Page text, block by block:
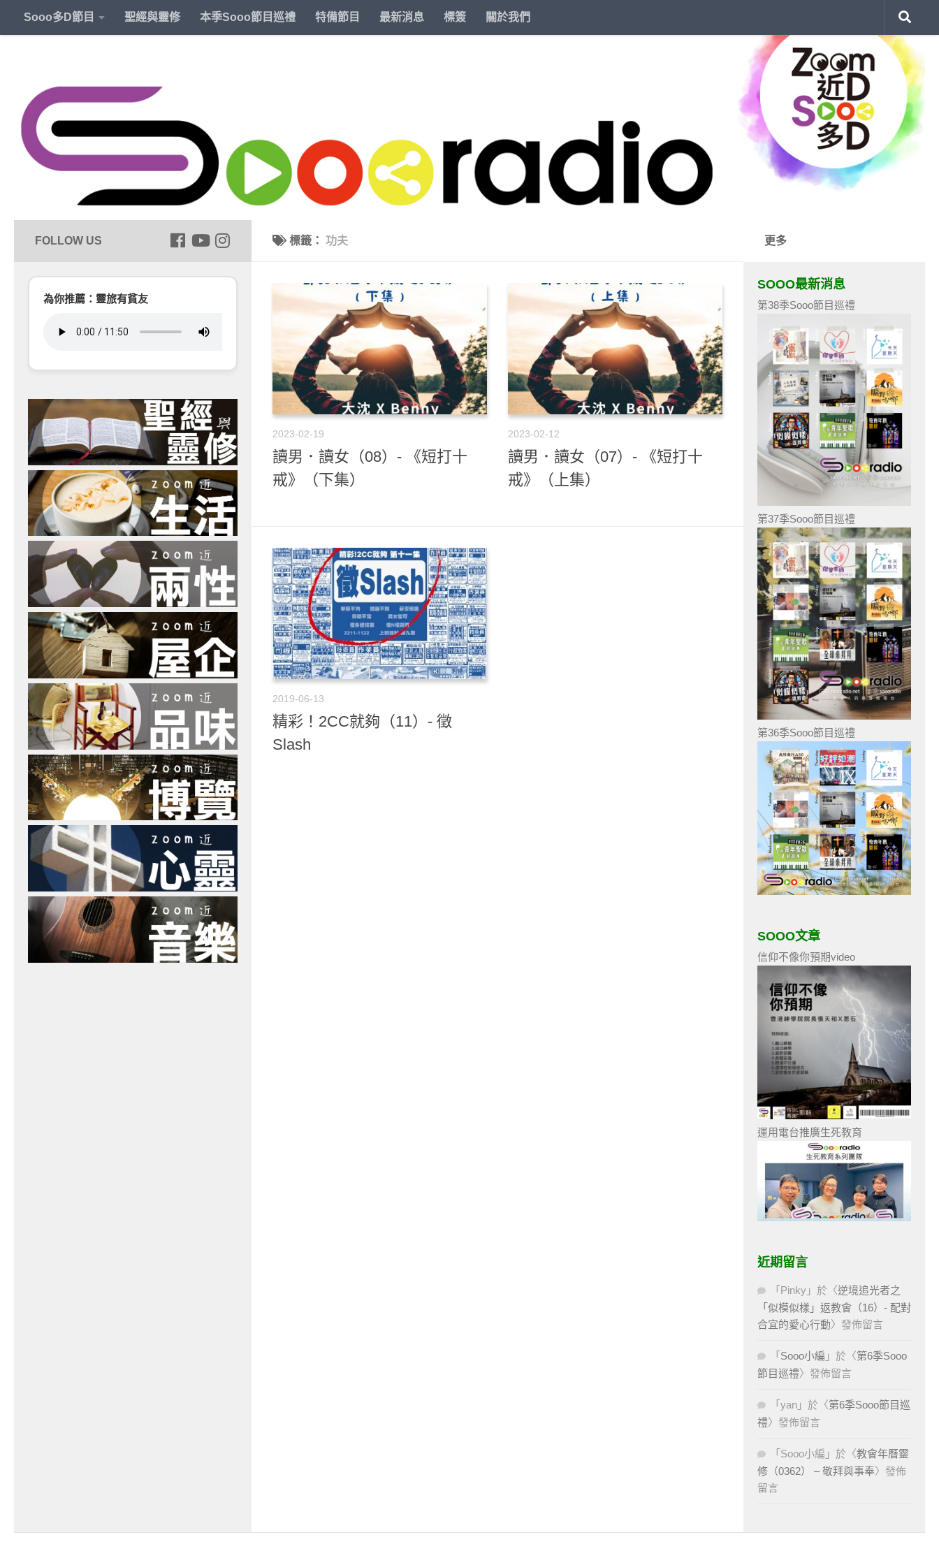
Sooo多D節目 聖經與靈修 本季Sooo節目巡禮 特備節目 最新消息 標簽 關於我們
標籤： 功夫
2023-02-19
讀男．讀女（08）- 《短打十
戒》（下集）
2023-02-12
讀男．讀女（07）- 《短打十
戒》（上集）
2019-06-13
精彩！2CC就夠（11）- 徵
Slash
為你推薦：靈旅有貧友
更多
SOOO最新消息
第38季Sooo節目巡禮
第37季Sooo節目巡禮
第36季Sooo節目巡禮
SOOO文章
信仰不像你預期video
運用電台推廣生死教育
近期留言
「 Pinky 」於〈逆境追光者之
「似模似樣」返教會（16）- 配對
合宜的愛心行動〉發佈留言
「 Sooo小編 」於〈第6季Sooo
節目巡禮〉發佈留言
「 yan 」於〈第6季Sooo節目巡
禮〉發佈留言
「 Sooo小編 」於〈教會年曆靈
修（0362） – 敬拜與事奉〉發佈
留言